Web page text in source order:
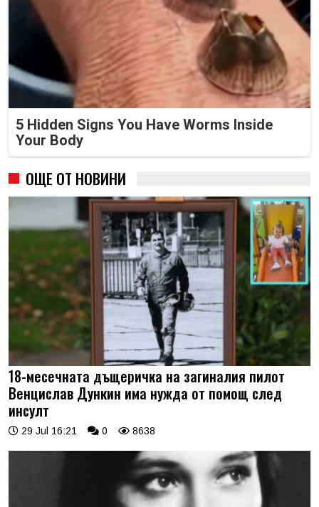
5 Hidden Signs You Have Worms Inside
Your Body
ОЩЕ ОТ НОВИНИ
18-месечната дъщеричка на загиналия пилот
Венцислав Дункин има нужда от помощ след
инсулт
29 Jul 16:21 0 8638